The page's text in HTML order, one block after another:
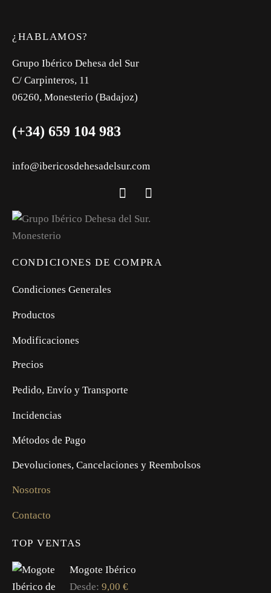
¿HABLAMOS?
Grupo Ibérico Dehesa del Sur
C/ Carpinteros, 11
06260, Monesterio (Badajoz)
(+34) 659 104 983
info@ibericosdehesadelsur.com
CONDICIONES DE COMPRA
Condiciones Generales
Productos
Modificaciones
Precios
Pedido, Envío y Transporte
Incidencias
Métodos de Pago
Devoluciones, Cancelaciones y Reembolsos
Nosotros
Contacto
TOP VENTAS
Mogote Ibérico
Desde: 9,00 €